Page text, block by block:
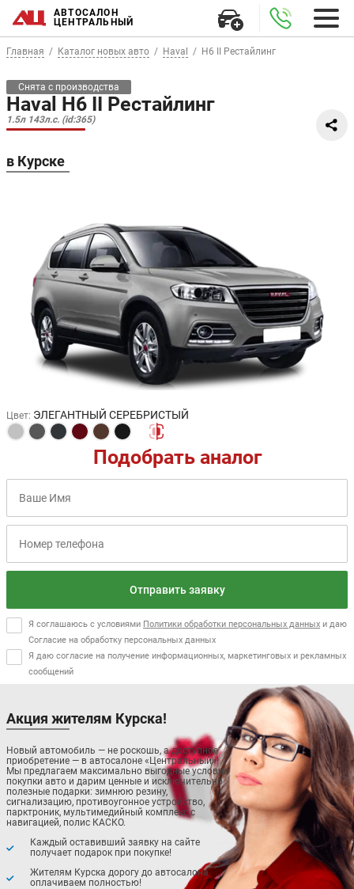
АВТОСАЛОН
ЦЕНТРАЛЬНЫЙ
Главная Каталог новых авто Haval H6 II Рестайлинг
Снята с производства
Haval H6 II Рестайлинг
1.5л 143л.с. (id:365)
в Курске
Цвет: ЭЛЕГАНТНЫЙ СЕРЕБРИСТЫЙ
Подобрать аналог
Отправить заявку
Я соглашаюсь с условиями Политики обработки персональных данных и даю
Согласие на обработку персональных данных
Я даю согласие на получение информационных, маркетинговых и рекламных
сообщений
Акция жителям Курска!
Новый автомобиль — не роскошь, а доступное
приобретение — в автосалоне «Центральный»!
Мы предлагаем максимально выгодные условия
покупки авто и дарим ценные и исключительно
полезные подарки: зимнюю резину,
сигнализацию, противоугонное устройство,
парктроник, мультимедийный комплекс с
навигацией, полис КАСКО.
Каждый оставивший заявку на сайте
получает подарок при покупке!
Жителям Курска дорогу до автосалона
оплачиваем полностью!